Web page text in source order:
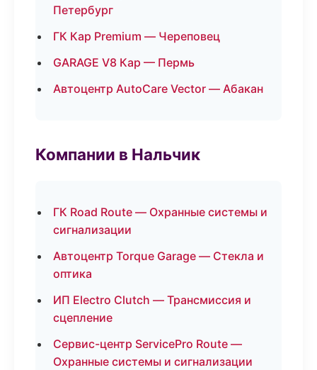
Петербург
ГК Кар Premium — Череповец
GARAGE V8 Кар — Пермь
Автоцентр AutoCare Vector — Абакан
Компании в Нальчик
ГК Road Route — Охранные системы и
сигнализации
Автоцентр Torque Garage — Стекла и
оптика
ИП Electro Clutch — Трансмиссия и
сцепление
Сервис-центр ServicePro Route —
Охранные системы и сигнализации